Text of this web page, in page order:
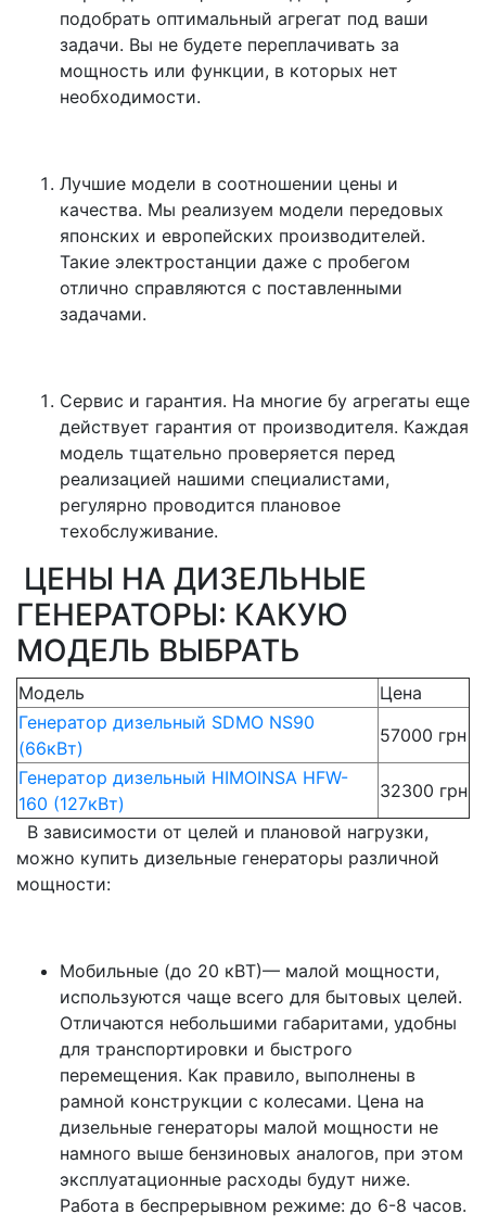
подобрать оптимальный агрегат под ваши
задачи. Вы не будете переплачивать за
мощность или функции, в которых нет
необходимости.
Лучшие модели в соотношении цены и
качества. Мы реализуем модели передовых
японских и европейских производителей.
Такие электростанции даже с пробегом
отлично справляются с поставленными
задачами.
Сервис и гарантия. На многие бу агрегаты еще
действует гарантия от производителя. Каждая
модель тщательно проверяется перед
реализацией нашими специалистами,
регулярно проводится плановое
техобслуживание.
ЦЕНЫ НА ДИЗЕЛЬНЫЕ
ГЕНЕРАТОРЫ: КАКУЮ
МОДЕЛЬ ВЫБРАТЬ
Модель
Цена
Генератор дизельный SDMO NS90
(66кВт)
57000 грн
Генератор дизельный HIMOINSA HFW-
160 (127кВт)
32300 грн
В зависимости от целей и плановой нагрузки,
можно купить дизельные генераторы различной
мощности:
Мобильные (до 20 кВТ)— малой мощности,
используются чаще всего для бытовых целей.
Отличаются небольшими габаритами, удобны
для транспортировки и быстрого
перемещения. Как правило, выполнены в
рамной конструкции с колесами. Цена на
дизельные генераторы малой мощности не
намного выше бензиновых аналогов, при этом
эксплуатационные расходы будут ниже.
Работа в беспрерывном режиме: до 6-8 часов.